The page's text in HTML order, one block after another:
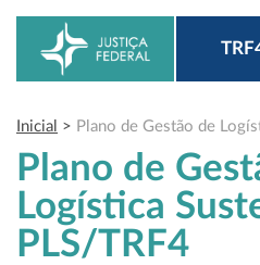
Inicial > Plano de Gestão de
Plano de
Logística
PLS/TRF4